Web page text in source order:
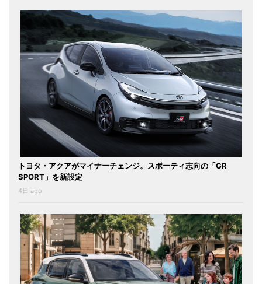
トヨタ・アクアがマイナーチェンジ。スポーティ志向の「GR
SPORT」を新設定
4日 ago